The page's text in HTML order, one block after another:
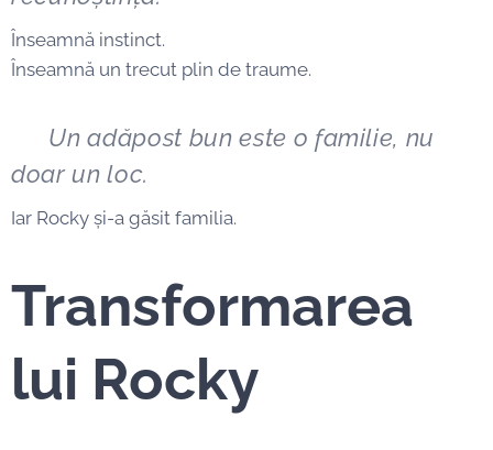
Înseamnă instinct.
Înseamnă un trecut plin de traume.
Un adăpost bun este o familie, nu
doar un loc.
Iar Rocky și-a găsit familia.
Transformarea
lui Rocky